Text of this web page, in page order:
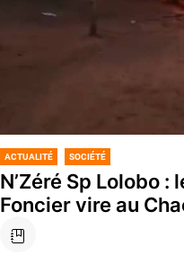
ACTUALITÉ SOCIÉTÉ
N’Zéré Sp Lolobo :
Foncier vire au
domicile du chef
incendié